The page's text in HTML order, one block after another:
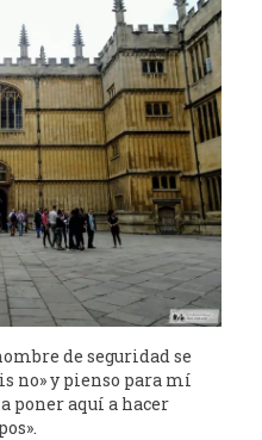
de seguridad se
no» y pienso para mí
poner aquí a hacer